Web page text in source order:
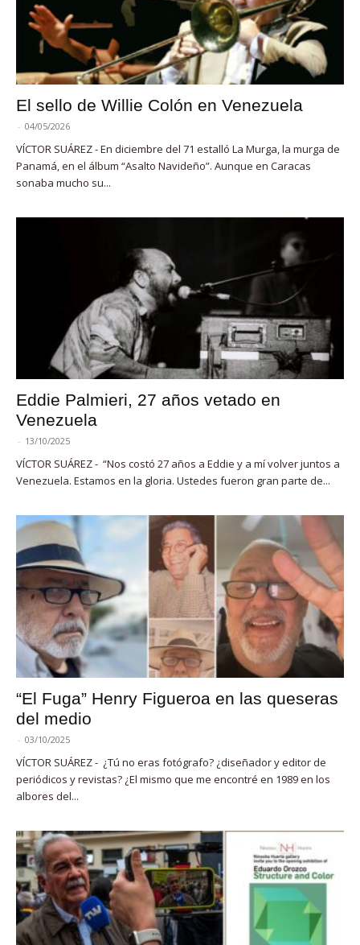
El sello de Willie Colón en Venezuela
- 04/05/2026
VÍCTOR SUÁREZ - En diciembre del 71 estalló La Murga, la murga de
Panamá, en el álbum “Asalto Navideño”. Aunque en Caracas
sonaba mucho su...
Eddie Palmieri, 27 años vetado en
Venezuela
- 13/10/2025
VÍCTOR SUÁREZ - “Nos costó 27 años a Eddie y a mí volver juntos a
Venezuela. Estamos en la gloria. Ustedes fueron gran parte de...
“El Fuga” Henry Figueroa en las queseras
del medio
- 03/10/2025
VÍCTOR SUÁREZ - ¿Tú no eras fotógrafo? ¿diseñador y editor de
periódicos y revistas? ¿El mismo que me encontré en 1989 en los
albores del...